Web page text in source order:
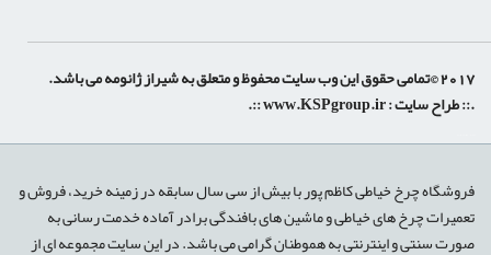
2017 ©تمامی حقوق این وب سایت محفوظ و متعلق به شیراز ژانومه می باشد.
.:: طراح سایت :www.KSPgroup.ir
::.
فروشگاه چرخ خیاطی کاظم پور با بیش از سی سال سابقه در زمینه خرید، فروش و
تعمیرات چرخ های خیاطی و ماشین های بافندگی برادر آماده خدمت رسانی به
صورت سنتی و اینترنتی به هموطنان گرامی می باشد. در این سایت مجموعه ای از